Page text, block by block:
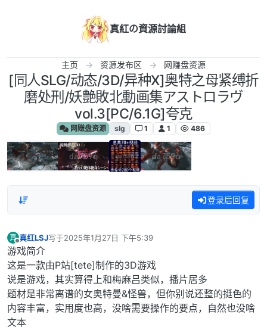
真紅の資源討論組
主页 资源发布区 网赚盘资源
[同人SLG/动态/3D/异种X]奥特之母紧缚折
磨处刑/妖艶敗北動画集アストロラヴ
vol.3[PC/6.1G]夸克
网赚盘资源 slg 1 1 486
登录后回复
真
离线
真红LSJ写于2025年1月27日 下午5:39
最后由 编辑
游戏简介
这是一款由P站[tete]制作的3D游戏
说是游戏，其实算得上和梅麻吕类似，播片居多
题材是非常离谱的女奥特曼&怪兽，但你别说还整的挺色的
内容丰富，实用度也高，没啥需要操作的要点，自然也没啥
文本